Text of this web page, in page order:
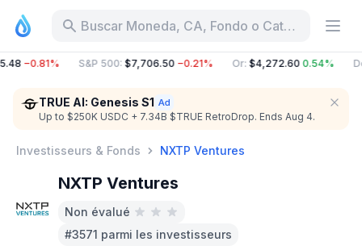
Buscar Moneda, CA, Fondo o Categoría
−0.81% S&P 500:$7,706.50 −0.21% Or:$4,272.60 0.54%
TRUE AI: Genesis S1
Up to $250K USDC + 7.34B $TRUE RetroDrop. Ends Aug 4.
Investisseurs & Fonds NXTP Ventures
NXTP Ventures
Non évalué
#3571 parmi les investisseurs